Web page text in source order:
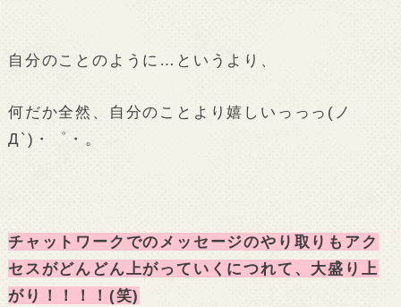
自分のことのように…というより、
何だか全然、自分のことより嬉しいっっっ(ノ
Д`)・゜・。
チャットワークでのメッセージのやり取りもアク
セスがどんどん上がっていくにつれて、大盛り上
がり！！！！(笑)